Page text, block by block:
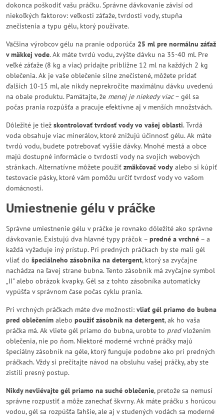
dokonca poškodiť vašu práčku. Správne dávkovanie závisí od
niekoľkých faktorov: veľkosti záťaže, tvrdosti vody, stupňa
znečistenia a typu gélu, ktorý používate.
Väčšina výrobcov gélu na pranie odporúča 25 ml pre normálnu záťaž
v mäkkej vode. Ak máte tvrdú vodu, zvýšte dávku na 35-40 ml. Pre
veľké záťaže (8 kg a viac) pridajte približne 12 ml na každých 2 kg
oblečenia. Ak je vaše oblečenie silne znečistené, môžete pridať
ďalších 10-15 ml, ale nikdy neprekročite maximálnu dávku uvedenú
na obale produktu. Pamätajte, že menej je niekedy viac– gél sa
počas prania rozpúšťa a pracuje efektívne aj v menších množstvách.
Dôležité je tiež skontrolovať tvrdosť vody vo vašej oblasti. Tvrdá
voda obsahuje viac minerálov, ktoré znižujú účinnosť gélu. Ak máte
tvrdú vodu, budete potrebovať vyššie dávky. Mnohé mestá a obce
majú dostupné informácie o tvrdosti vody na svojich webových
stránkach. Alternatívne môžete použiť zmäkčovač vody alebo si kúpiť
testovacie pásky, ktoré vám pomôžu určiť tvrdosť vody vo vašom
domácnosti.
Umiestnenie gélu v práčke
Správne umiestnenie gélu v práčke je rovnako dôležité ako správne
dávkovanie. Existujú dva hlavné typy práčok – predné a vrchné – a
každá vyžaduje iný prístup. Pri predných práčkach by ste mali gél
vliať do špeciálneho zásobníka na detergent, ktorý sa zvyčajne
nachádza na ľavej strane bubna. Tento zásobník má zvyčajne symbol
„II" alebo obrázok kvapky. Gél sa z tohto zásobníka automaticky
vypúšťa v správnom čase počas cyklu prania.
Pri vrchných práčkach máte dve možnosti: vliať gél priamo do bubna
pred oblečením alebo použiť zásobník na detergent, ak ho vaša
práčka má. Ak vliete gél priamo do bubna, urobte to predvložením
oblečenia, nie po ňom. Niektoré moderné vrchné práčky majú
špeciálny zásobník na géle, ktorý funguje podobne ako pri predných
práčkach. Vždy si prečítajte návod na obsluhu vašej práčky, aby ste
zistili presný postup.
Nikdy nevliévajte gél priamo na suché oblečenie, pretože sa nemusí
správne rozpustiť a môže zanechať škvrny. Ak máte práčku s horúcou
vodou, gél sa rozpúšťa ľahšie, ale aj v studených vodách sa moderné